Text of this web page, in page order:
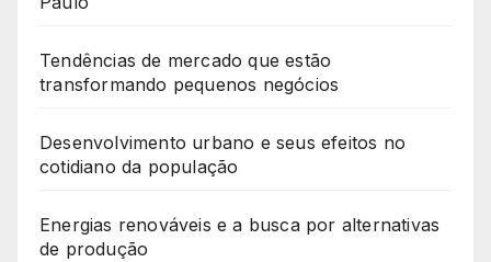
Tendências de mercado que estão
transformando pequenos negócios
Desenvolvimento urbano e seus efeitos no
cotidiano da população
Energias renováveis e a busca por alternativas
de produção